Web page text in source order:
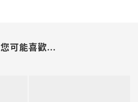
您可能喜歡...